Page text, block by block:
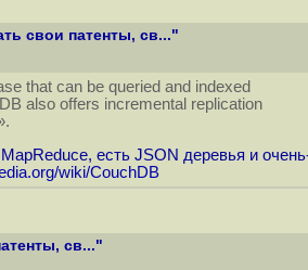
свои патенты, св..."
that can be queried and indexed
also offers incremental replication
есть JSON деревья и
wiki/CouchDB
св..."